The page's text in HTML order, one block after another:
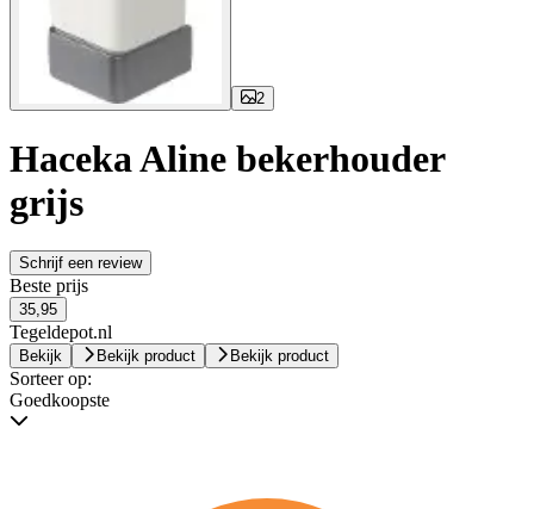
2
Haceka Aline bekerhouder
grijs
Schrijf een review
Beste prijs
35,95
Tegeldepot.nl
Bekijk Bekijk product Bekijk product
Sorteer op:
Goedkoopste